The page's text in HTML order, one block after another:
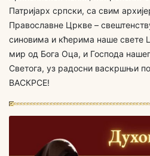
Патријарх српски, са свим
Православне Цркве –
синовима и кћерима наше свете
мир од Бога Оца, и Господа
Светога, уз радосни васкршњи
ВАСКРСЕ!